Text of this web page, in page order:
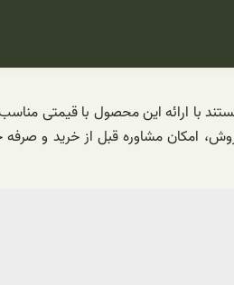
با ارائه این محصول با قیمتی
مشاوره قبل از خرید و صرفه